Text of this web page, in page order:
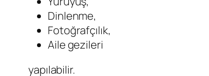
Dinlenme,
Fotoğrafçılık,
Aile gezileri
yapılabilir.